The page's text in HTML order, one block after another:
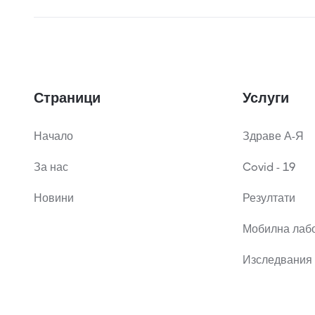
Страници
Начало
За нас
Новини
Услуги
Здраве А-Я
Covid - 19
Резултати
Мобилна
Изследвания